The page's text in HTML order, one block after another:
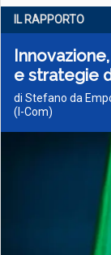
IL RAPPORTO
e strategie
di Stefano da
(I-Com)